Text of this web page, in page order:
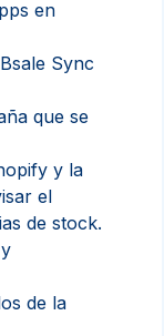
en
Sync
que se
y la
el
de stock.
de la